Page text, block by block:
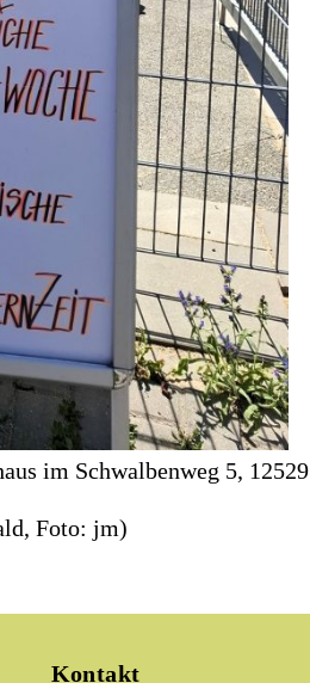
im Schwalbenweg 5, 12529
Foto: jm)
Kontakt